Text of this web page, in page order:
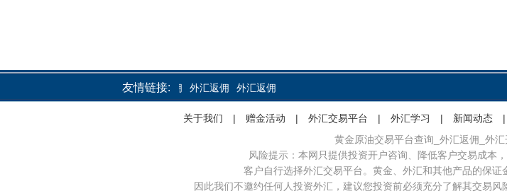
友情链接:
外汇返佣 外汇返佣 外汇返佣
关于我们 | 赠金活动 | 外汇交易平台 | 外汇学习 | 新闻动态 |
黄金原油交易平台查询_外汇返佣_外
风险提示：本网只提供投资开户咨询、降低客户交易成本
客户自行选择外汇交易平台。黄金、外汇和其他产品的保证
因此我们不邀约任何人投资外汇，建议您投资前必须充分了解其交易